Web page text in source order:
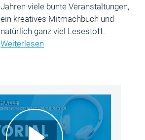
Jahren viele bunte Veranstaltungen,
ein kreatives Mitmachbuch und
natürlich ganz viel Lesestoff.
Weiterlesen